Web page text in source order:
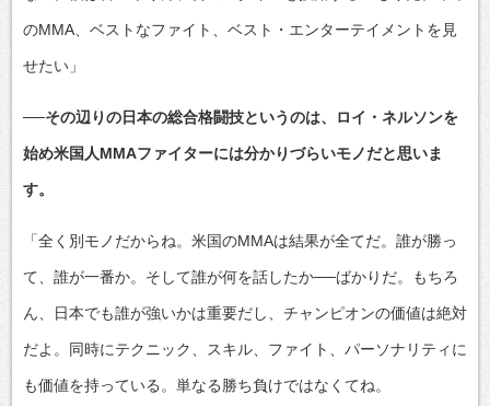
のMMA、ベストなファイト、ベスト・エンターテイメントを見
せたい」
──その辺りの日本の総合格闘技というのは、ロイ・ネルソンを
始め米国人MMAファイターには分かりづらいモノだと思いま
す。
「全く別モノだからね。米国のMMAは結果が全てだ。誰が勝っ
て、誰が一番か。そして誰が何を話したか──ばかりだ。もちろ
ん、日本でも誰が強いかは重要だし、チャンピオンの価値は絶対
だよ。同時にテクニック、スキル、ファイト、パーソナリティに
も価値を持っている。単なる勝ち負けではなくてね。